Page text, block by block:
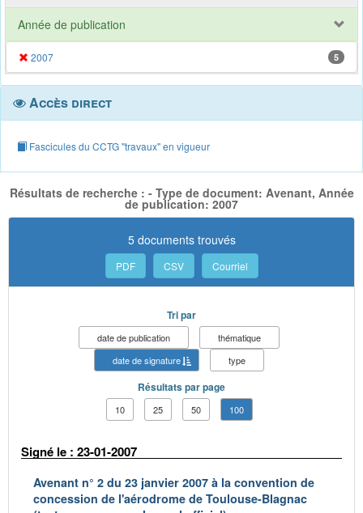
Année de publication
2007 5
Accès direct
Fascicules du CCTG "travaux" en vigueur
Résultats de recherche : - Type de document: Avenant, Année
de publication: 2007
5 documents trouvés
PDF CSV Courriel
Tri par
date de publication
thématique
date de signature
type
Résultats par page
10 25 50 100
Signé le : 23-01-2007
Avenant n° 2 du 23 janvier 2007 à la convention de
concession de l'aérodrome de Toulouse-Blagnac